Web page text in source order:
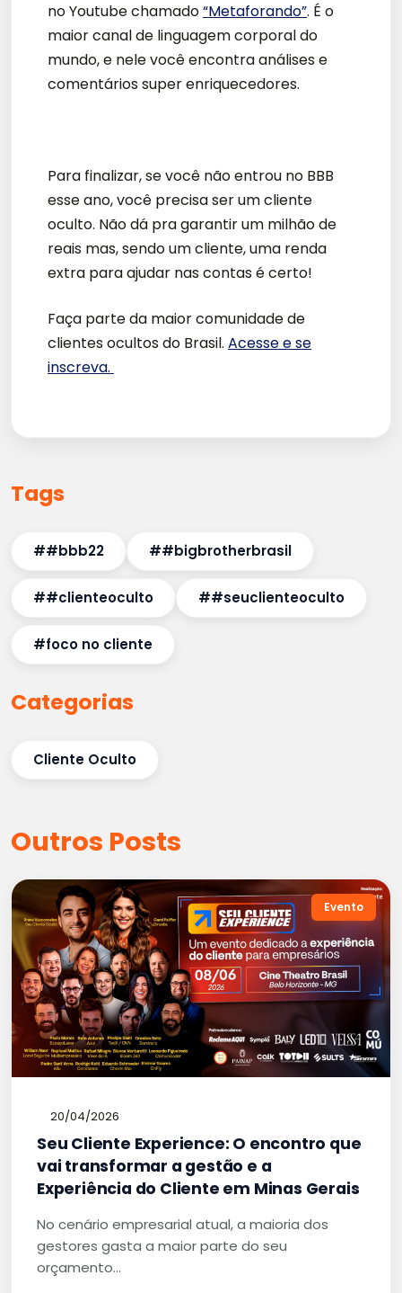
no Youtube chamado“Metaforando”. É o
maior canal de linguagem corporal do
mundo, e nele você encontra análises e
comentários super enriquecedores.
Para finalizar, se você não entrou no BBB
esse ano, você precisa ser um cliente
oculto. Não dá pra garantir um milhão de
reais mas, sendo um cliente, uma renda
extra para ajudar nas contas é certo!
Faça parte da maior comunidade de
clientes ocultos do Brasil. Acesse e se
inscreva.
Tags
##bbb22 ##bigbrotherbrasil
##clienteoculto ##seuclienteoculto
#foco no cliente
Categorias
Cliente Oculto
Outros Posts
Evento
20/04/2026
Seu Cliente Experience: O encontro que
vai transformar a gestão e a
Experiência do Cliente em Minas Gerais
No cenário empresarial atual, a maioria dos
gestores gasta a maior parte do seu
orçamento…